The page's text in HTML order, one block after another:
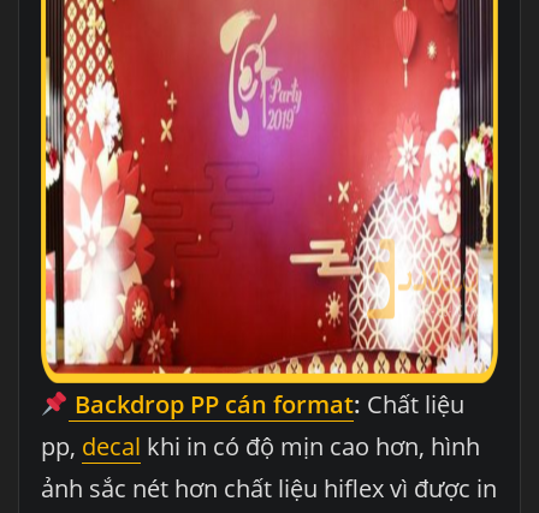
Backdrop PP cán format: Chất liệu
pp, decal khi in có độ mịn cao hơn, hình
ảnh sắc nét hơn chất liệu hiflex vì được in